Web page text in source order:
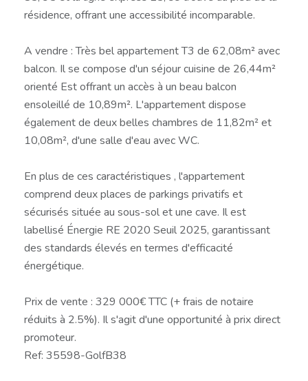
résidence, offrant une accessibilité incomparable.
A vendre : Très bel appartement T3 de 62,08m² avec
balcon. Il se compose d'un séjour cuisine de 26,44m²
orienté Est offrant un accès à un beau balcon
ensoleillé de 10,89m². L'appartement dispose
également de deux belles chambres de 11,82m² et
10,08m², d'une salle d'eau avec WC.
En plus de ces caractéristiques , l'appartement
comprend deux places de parkings privatifs et
sécurisés située au sous-sol et une cave. Il est
labellisé Énergie RE 2020 Seuil 2025, garantissant
des standards élevés en termes d'efficacité
énergétique.
Prix de vente : 329 000€ TTC (+ frais de notaire
réduits à 2.5%). Il s'agit d'une opportunité à prix direct
promoteur.
Ref: 35598-GolfB38